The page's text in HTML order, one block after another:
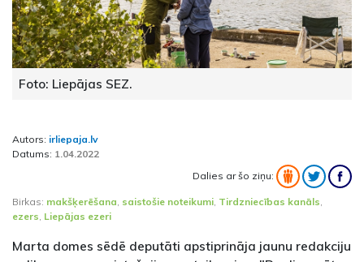
Foto: Liepājas SEZ.
Autors: irliepaja.lv
Datums: 1.04.2022
Dalies ar šo ziņu:
Birkas: makšķerēšana, saistošie noteikumi, Tirdzniecības kanāls,
ezers, Liepājas ezeri
Marta domes sēdē deputāti apstiprināja jaunu redakciju